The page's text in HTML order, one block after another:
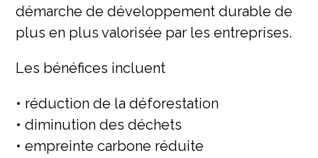
démarche de développement durable de
plus en plus valorisée par les entreprises.
Les bénéfices incluent
• réduction de la déforestation
• diminution des déchets
• empreinte carbone réduite